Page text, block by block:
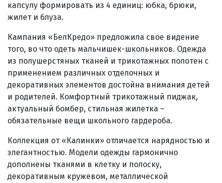
капсулу формировать из 4 единиц: юбка, брюки,
жилет и блуза.
Кампания «БелКредо» предложила свое видение
того, во что одеть мальчишек-школьников. Одежда
из полушерстяных тканей и трикотажных полотен с
применением различных отделочных и
декоративных элементов достойна внимания детей
и родителей. Комфортный трикотажный пиджак,
актуальный бомбер, стильная жилетка –
обязательные вещи школьного гардероба.
Коллекция от «Калинки» отличается нарядностью и
элегантностью. Модели одежды гармонично
дополнены тканями в клетку и полоску,
декоративным кружевом, металлической